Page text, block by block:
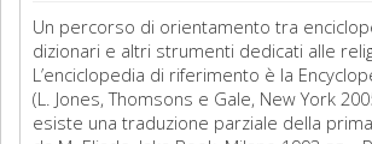
Un percorso di orientamento tra
dizionari e altri strumenti dedicati alle
L’enciclopedia di riferimento è la
(L. Jones, Thomsons e Gale, New York
esiste una traduzione parziale della